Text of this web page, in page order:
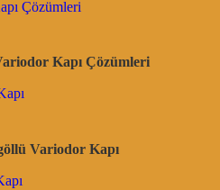
Kapı Çözümleri
Variodor Kapı